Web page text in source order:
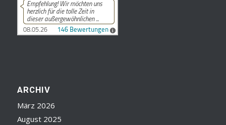
ARCHIV
März 2026
August 2025